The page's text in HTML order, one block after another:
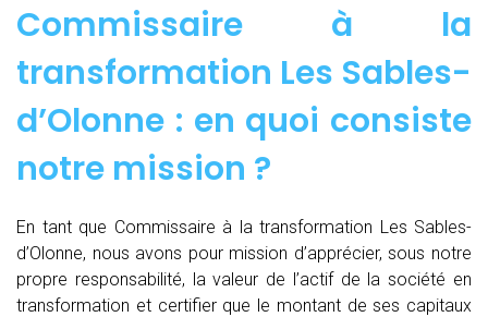
Commissaire à la
transformation Les Sables-
d’Olonne : en quoi consiste
notre mission ?
En tant que Commissaire à la transformation Les Sables-
d’Olonne, nous avons pour mission d’apprécier, sous notre
propre responsabilité, la valeur de l’actif de la société en
transformation et certifier que le montant de ses capitaux